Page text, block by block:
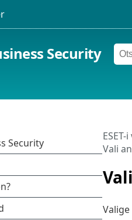
Security
Vali